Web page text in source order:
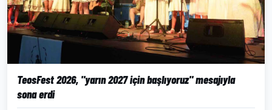
TeosFest 2026, "yarın 2027 için başlıyoruz" mesajıyla
sona erdi